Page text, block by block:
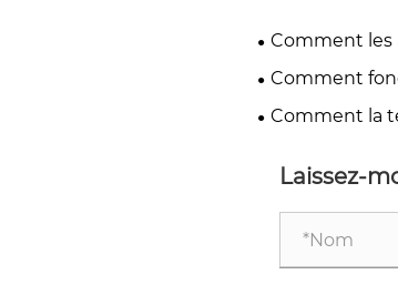
Comment les
déterminent-
Comment
Comment la
vitesse ?
Laissez-